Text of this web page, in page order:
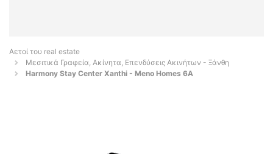
Αετοί του real estate
Μεσιτικά Γραφεία, Ακίνητα, Επενδύσεις Ακινήτων - Ξάνθη
Harmony Stay Center Xanthi - Meno Homes 6A